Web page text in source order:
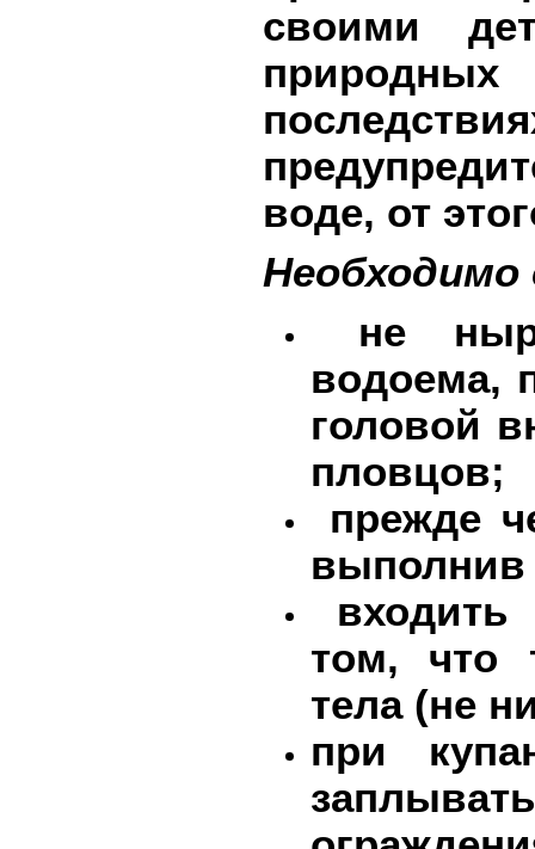
своими
воде, от
не
водоема,
головой
пловцов;
прежде
выполнив
входить
том, что
тела (не
при